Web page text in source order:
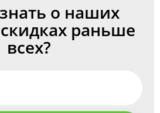
о наших
раньше
всех?